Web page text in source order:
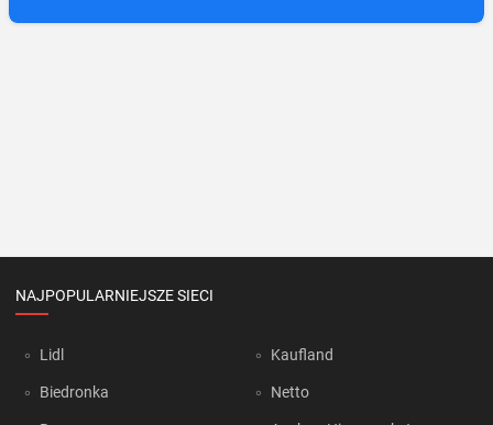
NAJPOPULARNIEJSZE SIECI
Lidl
Biedronka
Kaufland
Netto